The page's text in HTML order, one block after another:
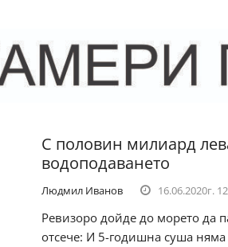
С половин милиард
водоподаването
Людмил Иванов 16.06.2020г.
Ревизоро дойде до морето да
отсече: И 5-годишна суша